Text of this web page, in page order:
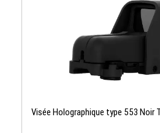
Visée Holographique type 553 Noir